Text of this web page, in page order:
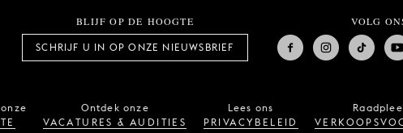
BLIJF OP DE HOOGTE
SCHRIJF U IN OP ONZE NIEUWSBRIEF
VOLG
Ontdek onze
VACATURES & AUDITIES
Lees ons
PRIVACYBELEID